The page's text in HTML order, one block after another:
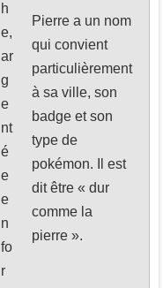
h
e,
ar
g
e
nt
é
e
e
n
fo
r
Pierre a un nom
qui convient
particulièrement
à sa ville, son
badge et son
type de
pokémon. Il est
dit être « dur
comme la
pierre ».